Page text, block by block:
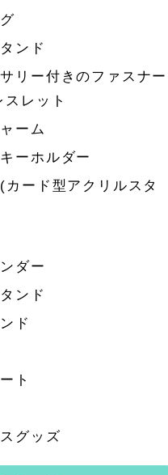
ンド
リー付きのファスナー
レット
ーム
ーホルダー
ード型アクリルスタ
ダー
ンド
ド
ト
グッズ